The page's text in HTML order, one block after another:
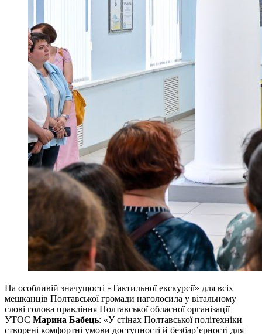
На особливій значущості «Тактильної екскурсії» для всіх
мешканців Полтавської громади наголосила у вітальному
слові голова правління Полтавської обласної організації
УТОС Марина Бабець: «У стінах Полтавської політехніки
створені комфортні умови доступності й безбар’єрності для